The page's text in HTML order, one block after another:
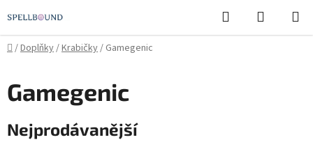
na
obsah
Hledat
KOŠÍK
Domů
/Doplňky/Krabičky/ Gamegenic
Gamegenic
Nejprodávanější